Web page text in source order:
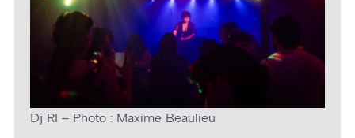
Dj RI – Photo : Maxime Beaulieu